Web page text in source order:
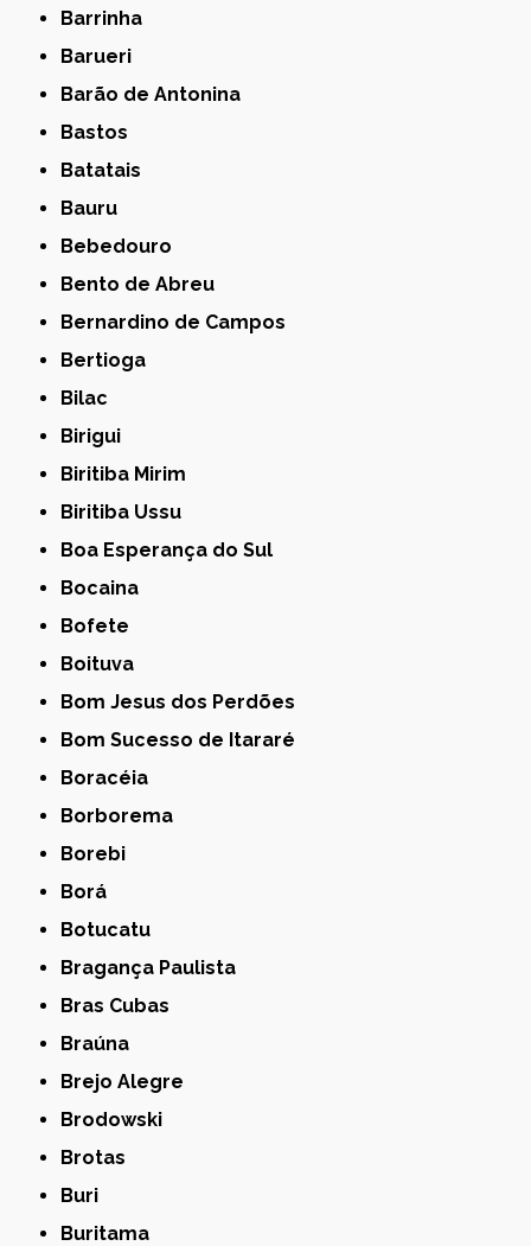
Barrinha
Barueri
Barão de Antonina
Bastos
Batatais
Bauru
Bebedouro
Bento de Abreu
Bernardino de Campos
Bertioga
Bilac
Birigui
Biritiba Mirim
Biritiba Ussu
Boa Esperança do Sul
Bocaina
Bofete
Boituva
Bom Jesus dos Perdões
Bom Sucesso de Itararé
Boracéia
Borborema
Borebi
Borá
Botucatu
Bragança Paulista
Bras Cubas
Braúna
Brejo Alegre
Brodowski
Brotas
Buri
Buritama